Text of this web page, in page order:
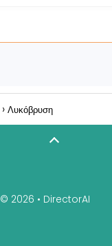
Λυκόβρυση
© 2026 • DirectorAI